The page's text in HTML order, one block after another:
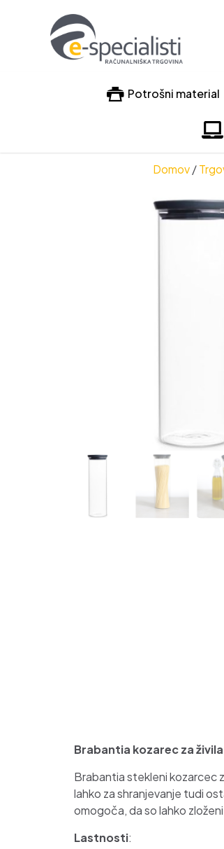
Potrošni material
Domov/
Brabantia kozarec za živila
Brabantia stekleni kozarcec
lahko za shranjevanje tudi
omogoča, da so lahko
Lastnosti: